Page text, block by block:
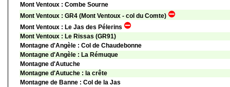
Mont Ventoux : Combe Sourne
Mont Ventoux : GR4 (Mont Ventoux - col du Comte)
Mont Ventoux : Le Jas des Pélerins
Mont Ventoux : Le Rissas (GR91)
Montagne d'Angèle : Col de Chaudebonne
Montagne d'Angèle : La Rémuque
Montagne d'Autuche
Montagne d'Autuche : la crête
Montagne de Banne : Col de la Jas